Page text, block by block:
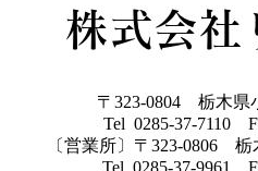
格住宅です 今なら３
ニター棟を募集して
♩７月の週末にはY
株式会社
〒323-0804 栃木県
Tel 0285-37-7110
〔営業所〕〒323-0806